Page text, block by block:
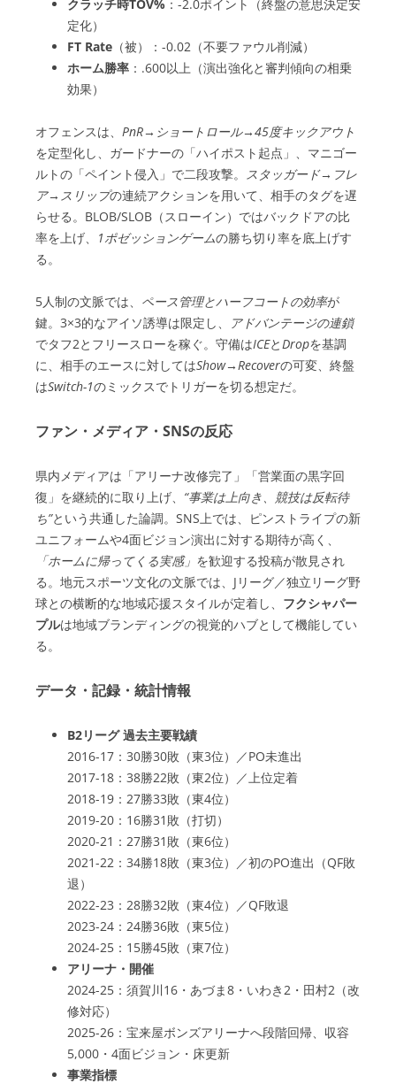
クラッチ時TOV% ：-2.0ポイント（終盤の意思決定安
定化）
FT Rate （被）：-0.02（不要ファウル削減）
ホーム勝率 ：.600以上（演出強化と審判傾向の相乗
効果）
オフェンスは、 PnR→ショートロール→45度キックアウト
を定型化し、ガードナーの「ハイポスト起点」、マニゴー
ルトの「ペイント侵入」で二段攻撃。 スタッガード→フレ
ア→スリップの連続アクションを用いて、相手のタグを遅
らせる。BLOB/SLOB（スローイン）ではバックドアの比
率を上げ、
1ポゼッションゲームの勝ち切り率を底上げす
る。
5人制の文脈では、 ペース管理とハーフコートの効率が
鍵。3×3的なアイソ誘導は限定し、
アドバンテージの連鎖
でタフ2とフリースローを稼ぐ。守備はICEとDropを基調
に、相手のエースに対してはShow→Recoverの可変、終盤
はSwitch-1のミックスでトリガーを切る想定だ。
ファン・メディア・SNSの反応
県内メディアは「アリーナ改修完了」「営業面の黒字回
復」を継続的に取り上げ、 “事業は上向き、競技は反転待
ち”という共通した論調。SNS上では、ピンストライプの新
ユニフォームや4面ビジョン演出に対する期待が高く、
「ホームに帰ってくる実感」 を歓迎する投稿が散見され
る。地元スポーツ文化の文脈では、Jリーグ／独立リーグ野
球との横断的な地域応援スタイルが定着し、 フクシャパー
プルは地域ブランディングの視覚的ハブとして機能してい
る。
データ・記録・統計情報
B2リーグ 過去主要戦績
2016-17：30勝30敗（東3位）／PO未進出
2017-18：38勝22敗（東2位）／上位定着
2018-19：27勝33敗（東4位）
2019-20：16勝31敗（打切）
2020-21：27勝31敗（東6位）
2021-22：34勝18敗（東3位）／初のPO進出（QF敗
退）
2022-23：28勝32敗（東4位）／QF敗退
2023-24：24勝36敗（東5位）
2024-25：15勝45敗（東7位）
アリーナ・開催
2024-25：須賀川16・あづま8・いわき2・田村2（改
修対応）
2025-26：宝来屋ボンズアリーナへ段階回帰、収容
5,000・4面ビジョン・床更新
事業指標